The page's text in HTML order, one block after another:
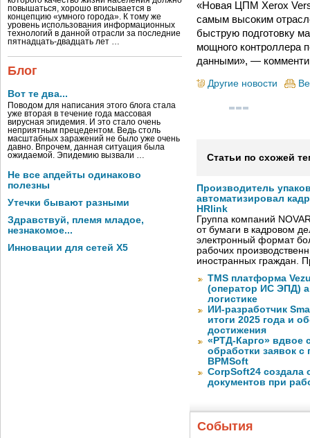
повышаться, хорошо вписывается в
концепцию «умного города». К тому же
уровень использования информационных
технологий в данной отрасли за последние
пятнадцать-двадцать лет …
Блог
Вот те два...
Поводом для написания этого блога стала
уже вторая в течение года массовая
вирусная эпидемия. И это стало очень
неприятным прецедентом. Ведь столь
масштабных заражений не было уже очень
давно. Впрочем, данная ситуация была
ожидаемой. Эпидемию вызвали …
Не все апдейты одинаково
полезны
Утечки бывают разными
Здравствуй, племя младое,
незнакомое...
Инновации для сетей X5
«Новая ЦПМ Xerox
самым высоким
быструю подготовку
мощного контроллера
данными», —
Другие новости
Статьи по схожей
Производитель
автоматизировал
HRlink
Группа компаний
от бумаги в кадровом
электронный формат
рабочих
иностранных граждан.
TMS платформа
(оператор ИС ЭПД)
логистике
ИИ-разработчик
итоги 2025 года и
достижения
«РТД-Карго» вдвое
обработки заявок
BPMSoft
CorpSoft24 создала
документов при
События